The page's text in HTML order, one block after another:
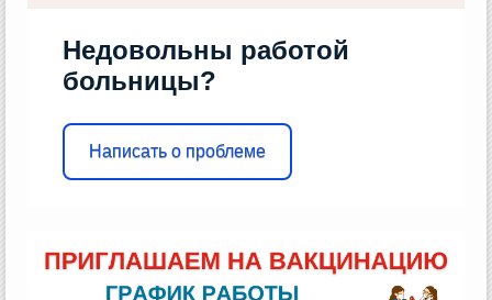
Недовольны работой
больницы?
Написать о проблеме